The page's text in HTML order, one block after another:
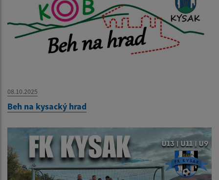
08.10.2025
Beh na kysacký hrad